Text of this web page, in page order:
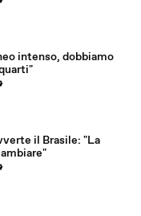
intenso, dobbiamo
il Brasile: "La